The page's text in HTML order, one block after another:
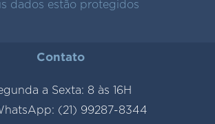
dados estão protegidos
Contato
a Sexta: 8 às 16H
(21) 99287-8344